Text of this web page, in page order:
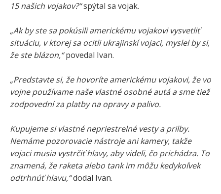
15 našich vojakov?“spýtal sa vojak.
„Ak by ste sa pokúsili americkému vojakovi vysvetliť
situáciu, v ktorej sa ocitli ukrajinskí vojaci, myslel by si,
že ste blázon,“povedal Ivan.
„Predstavte si, že hovoríte americkému vojakovi, že vo
vojne používame naše vlastné osobné autá a sme tiež
zodpovední za platby na opravy a palivo.
Kupujeme si vlastné nepriestrelné vesty a prilby.
Nemáme pozorovacie nástroje ani kamery, takže
vojaci musia vystrčiť hlavy, aby videli, čo prichádza. To
znamená, že raketa alebo tank im môžu kedykoľvek
odtrhnúť hlavu,“dodal Ivan.